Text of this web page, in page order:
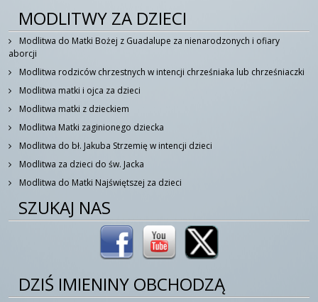
MODLITWY ZA DZIECI
Modlitwa do Matki Bożej z Guadalupe za nienarodzonych i ofiary
aborcji
Modlitwa rodziców chrzestnych w intencji chrześniaka lub chrześniaczki
Modlitwa matki i ojca za dzieci
Modlitwa matki z dzieckiem
Modlitwa Matki zaginionego dziecka
Modlitwa do bł. Jakuba Strzemię w intencji dzieci
Modlitwa za dzieci do św. Jacka
Modlitwa do Matki Najświętszej za dzieci
SZUKAJ NAS
DZIŚ IMIENINY OBCHODZĄ